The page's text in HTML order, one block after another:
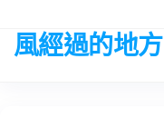
the
風經過的地方